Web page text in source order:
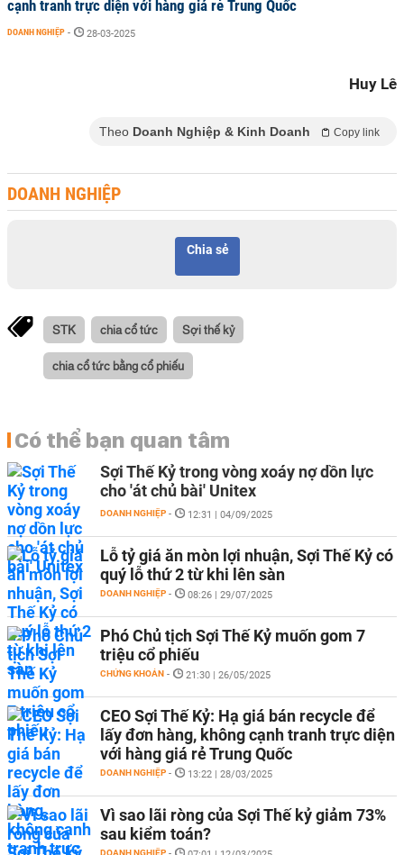
cạnh tranh trực diện với hàng giá rẻ Trung Quốc
DOANH NGHIỆP - 28-03-2025
Huy Lê
Theo Doanh Nghiệp & Kinh Doanh Copy link
DOANH NGHIỆP
Chia sẻ
STK chia cổ tức Sợi thế kỷ
chia cổ tức bằng cổ phiếu
Có thể bạn quan tâm
Sợi Thế Kỷ trong vòng xoáy nợ dồn lực
cho 'át chủ bài' Unitex
DOANH NGHIỆP - 12:31 | 04/09/2025
Lỗ tỷ giá ăn mòn lợi nhuận, Sợi Thế Kỷ có
quý lỗ thứ 2 từ khi lên sàn
DOANH NGHIỆP - 08:26 | 29/07/2025
Phó Chủ tịch Sợi Thế Kỷ muốn gom 7
triệu cổ phiếu
CHỨNG KHOÁN - 21:30 | 26/05/2025
CEO Sợi Thế Kỷ: Hạ giá bán recycle để
lấy đơn hàng, không cạnh tranh trực diện
với hàng giá rẻ Trung Quốc
DOANH NGHIỆP - 13:22 | 28/03/2025
Vì sao lãi ròng của Sợi Thế kỷ giảm 73%
sau kiểm toán?
DOANH NGHIỆP